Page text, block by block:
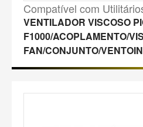
Compatível com
VENTILADOR VISCOSO
F1000/ACOPLAMENTO/
FAN/CONJUNTO/